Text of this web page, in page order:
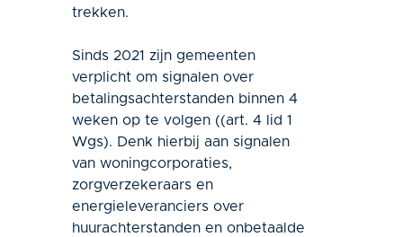
trekken.
Sinds 2021 zijn gemeenten
verplicht om signalen over
betalingsachterstanden binnen 4
weken op te volgen ((art. 4 lid 1
Wgs). Denk hierbij aan signalen
van woningcorporaties,
zorgverzekeraars en
energieleveranciers over
huurachterstanden en onbetaalde